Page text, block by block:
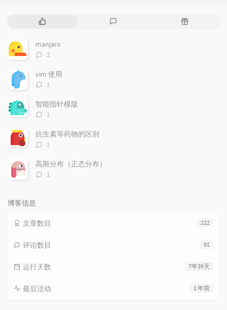
热
文
章
随
manjaro
评
数：
2
vim 使用
评
数：
1
智能指针模版
评
数：
1
抗生素等药物的区别
评
数：
1
高斯分布（正态分布）
评1
博客信息
222
文章数目
91
评论数目
7年39天
运行天数
1 年前
最后活动